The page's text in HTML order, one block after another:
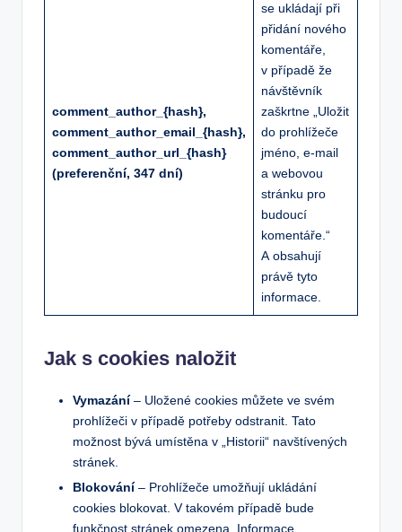
comment_author_{hash},
comment_author_email_{hash},
comment_author_url_{hash}
(preferenční, 347 dní)
se ukládají při
přidání nového
komentáře,
v případě že
návštěvník
zaškrtne „Uložit
do prohlížeče
jméno, e-mail
a webovou
stránku pro
budoucí
komentáře.“
A obsahují
právě tyto
informace.
Jak s cookies naložit
Vymazání– Uložené cookies můžete ve svém
prohlížeči v případě potřeby odstranit. Tato
možnost bývá umístěna v „Historii“ navštívených
stránek.
Blokování– Prohlížeče umožňují ukládání
cookies blokovat. V takovém případě bude
funkčnost stránek omezena. Informace